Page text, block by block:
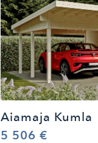
Aiamaja Kumla
5 506 €